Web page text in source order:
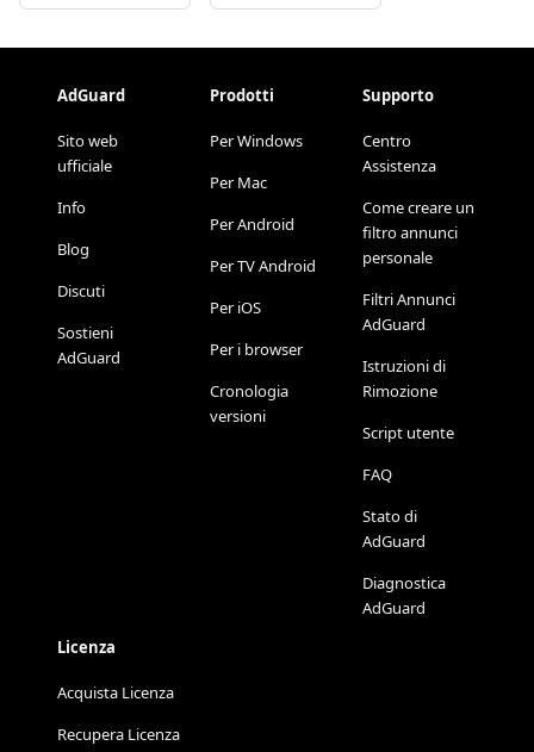
AdGuard
Sito web
ufficiale
Info
Blog
Discuti
Sostieni
AdGuard
Prodotti
Per Windows
Per Mac
Per Android
Per TV Android
Per iOS
Per i browser
Cronologia
versioni
Supporto
Centro
Assistenza
Come creare un
filtro annunci
personale
Filtri Annunci
AdGuard
Istruzioni di
Rimozione
Script utente
FAQ
Stato di
AdGuard
Diagnostica
AdGuard
Licenza
Acquista Licenza
Recupera Licenza